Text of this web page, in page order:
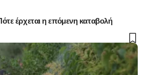
έρχεται η επόμενη καταβολή